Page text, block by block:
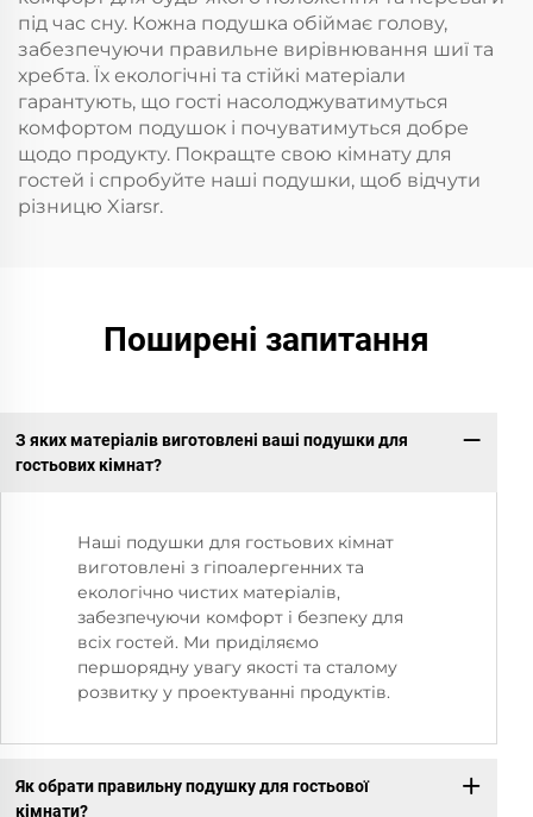
під час сну. Кожна подушка обіймає голову,
забезпечуючи правильне вирівнювання шиї та
хребта. Їх екологічні та стійкі матеріали
гарантують, що гості насолоджуватимуться
комфортом подушок і почуватимуться добре
щодо продукту. Покращте свою кімнату для
гостей і спробуйте наші подушки, щоб відчути
різницю Xiarsr.
Поширені запитання
З яких матеріалів виготовлені ваші подушки для
гостьових кімнат?
Наші подушки для гостьових кімнат
виготовлені з гіпоалергенних та
екологічно чистих матеріалів,
забезпечуючи комфорт і безпеку для
всіх гостей. Ми приділяємо
першорядну увагу якості та сталому
розвитку у проектуванні продуктів.
Як обрати правильну подушку для гостьової
кімнати?